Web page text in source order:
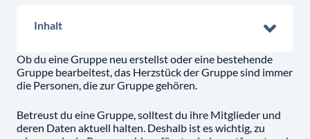
Inhalt
Ob du eine Gruppe neu erstellst oder eine bestehende
Gruppe bearbeitest, das Herzstück der Gruppe sind immer
die Personen, die zur Gruppe gehören.
Betreust du eine Gruppe, solltest du ihre Mitglieder und
deren Daten aktuell halten. Deshalb ist es wichtig, zu